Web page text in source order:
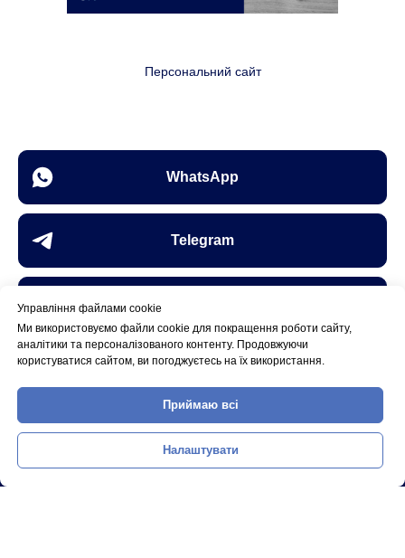
Персональний сайт
WhatsApp
Telegram
Email
Управління файлами cookie
Ми використовуємо файли cookie для покращення роботи сайту,
аналітики та персоналізованого контенту. Продовжуючи
користуватися сайтом, ви погоджуєтесь на їх використання.
Приймаю всі
Налаштувати